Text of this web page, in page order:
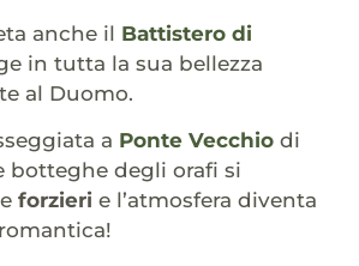
anche il Battistero di
in tutta la sua bellezza
al Duomo.
a Ponte Vecchio di
botteghe degli orafi si
forzieri e l’atmosfera diventa